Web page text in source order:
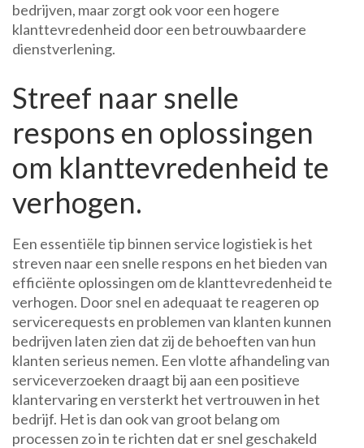
bedrijven, maar zorgt ook voor een hogere
klanttevredenheid door een betrouwbaardere
dienstverlening.
Streef naar snelle
respons en oplossingen
om klanttevredenheid te
verhogen.
Een essentiële tip binnen service logistiek is het
streven naar een snelle respons en het bieden van
efficiënte oplossingen om de klanttevredenheid te
verhogen. Door snel en adequaat te reageren op
servicerequests en problemen van klanten kunnen
bedrijven laten zien dat zij de behoeften van hun
klanten serieus nemen. Een vlotte afhandeling van
serviceverzoeken draagt bij aan een positieve
klantervaring en versterkt het vertrouwen in het
bedrijf. Het is dan ook van groot belang om
processen zo in te richten dat er snel geschakeld